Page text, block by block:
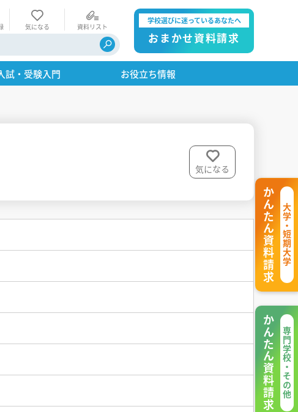
気になる 資料リスト
学校選びに迷っているあなたへ
おまかせ資料請求
試・受験入門 お役立ち情報
気になる
大学・短期大学
かんたん資料請求
専門学校・その他
かんたん資料請求